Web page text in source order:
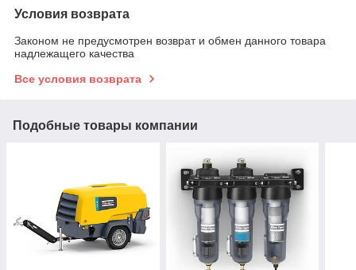
Условия возврата
Законом не предусмотрен возврат и обмен данного товара
надлежащего качества
Все условия возврата
Подобные товары компании